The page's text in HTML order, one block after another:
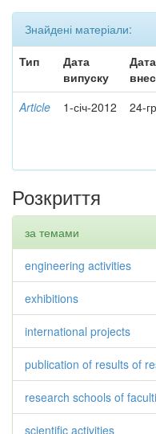
Знайдені матеріали:
Тип
Дата
випуску
Дата
Article 1-січ-2012 24-
Розкриття
за темами
engineering activities
exhibitions
international projects
publication of results of
research schools of
scientific activities